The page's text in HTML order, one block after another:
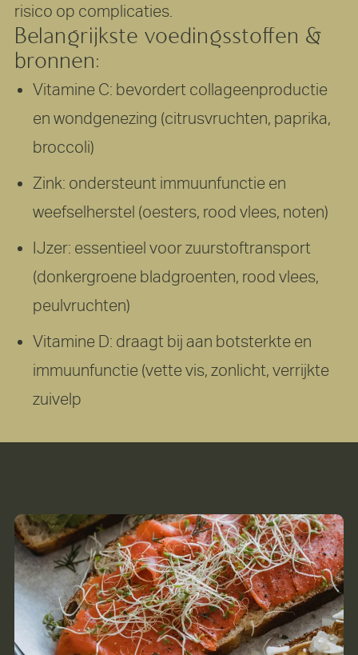
risico op complicaties.
Belangrijkste voedingsstoffen &
bronnen:
Vitamine C: bevordert collageenproductie
en wondgenezing (citrusvruchten, paprika,
broccoli)
Zink: ondersteunt immuunfunctie en
weefselherstel (oesters, rood vlees, noten)
IJzer: essentieel voor zuurstoftransport
(donkergroene bladgroenten, rood vlees,
peulvruchten)
Vitamine D: draagt bij aan botsterkte en
immuunfunctie (vette vis, zonlicht, verrijkte
zuivelp